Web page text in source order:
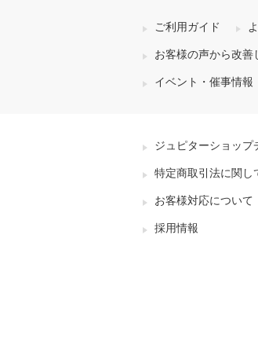
ご利用ガイド
お客様の声から改善
イベント・催事情報
ジュピターショップ
特定商取引法に関し
お客様対応について
採用情報